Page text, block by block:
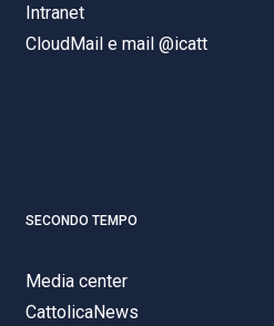
Intranet
CloudMail e mail @icatt
SECONDO TEMPO
Media center
CattolicaNews